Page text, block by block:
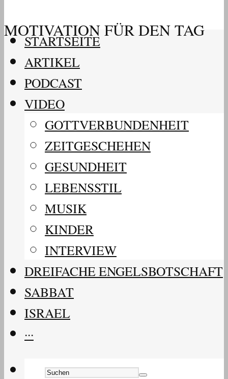
MOTIVATION FÜR DEN TAG
STARTSEITE
ARTIKEL
PODCAST
VIDEO
GOTTVERBUNDENHEIT
ZEITGESCHEHEN
GESUNDHEIT
LEBENSSTIL
MUSIK
KINDER
INTERVIEW
DREIFACHE ENGELSBOTSCHAFT
SABBAT
ISRAEL
···